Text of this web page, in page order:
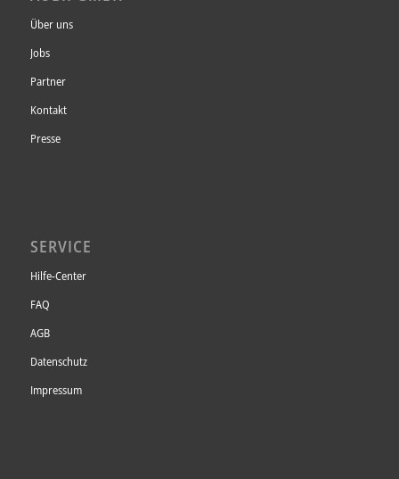
Über uns
Jobs
Partner
Kontakt
Presse
SERVICE
Hilfe-Center
FAQ
AGB
Datenschutz
Impressum